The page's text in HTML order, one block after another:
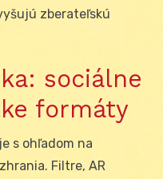
zberateľskú
sociálne
formáty
s ohľadom na
Filtre, AR